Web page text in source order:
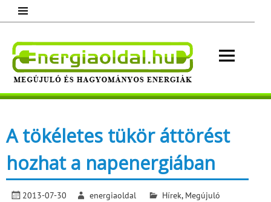
content
Megújuló és hagyományos energiák.
A tökéletes tükör áttörést
hozhat a napenergiában
2013-07-30 energiaoldal Hírek, Megújuló